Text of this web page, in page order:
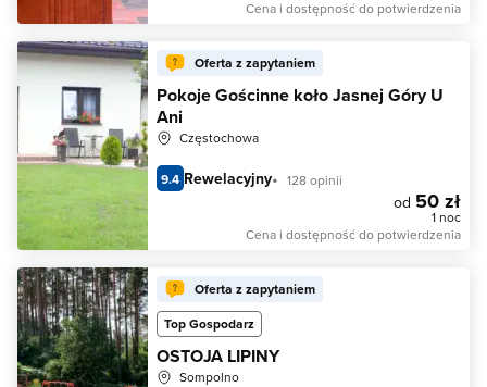
Cena i dostępność do potwierdzenia
Oferta z zapytaniem
Pokoje Gościnne koło Jasnej Góry U
Ani
Częstochowa
9.4 Rewelacyjny 128 opinii
od 50 zł
1 noc
Cena i dostępność do potwierdzenia
Oferta z zapytaniem
Top Gospodarz
OSTOJA LIPINY
Sompolno